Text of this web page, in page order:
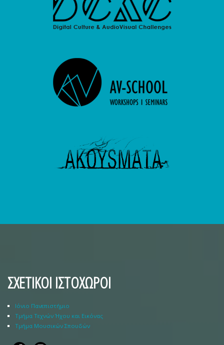
ΣΧΕΤΙΚΟΙ ΙΣΤΟΧΩΡΟΙ
Ιόνιο Πανεπιστήμιο
Τμήμα Τεχνών Ήχου και Εικόνας
Τμήμα Μουσικών Σπουδών